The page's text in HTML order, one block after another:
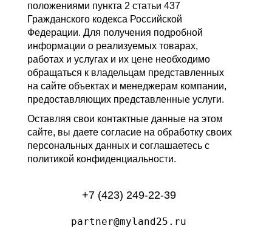
положениями пункта 2 статьи 437
Гражданского кодекса Российской
Федерации. Для получения подробной
информации о реализуемых товарах,
работах и услугах и их цене необходимо
обращаться к владельцам представленных
на сайте объектах и менеджерам компании,
предоставляющих представленные услуги.
Оставляя свои контактные данные на этом
сайте, вы даете согласие на обработку своих
персональных данных и соглашаетесь с
политикой конфиденциальности.
+7 (423) 249-22-39
partner@myland25.ru